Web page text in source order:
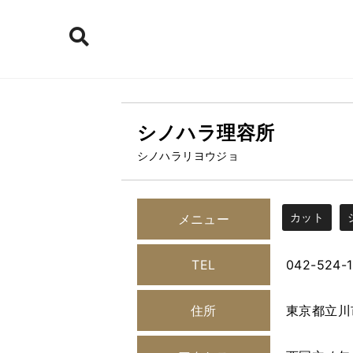
シノハラ理容所
シノハラリヨウジョ
メニュー カット
TEL 042-524-
住所 東京都立